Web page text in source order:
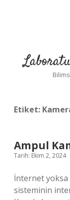
Etiket:
Ampul
Tarih: Ekim 2, 2024
İnternet yoksa
sisteminin